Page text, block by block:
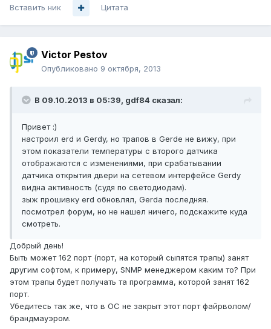
Вставить ник Цитата
Victor Pestov
Опубликовано 9 октября, 2013
В 09.10.2013 в 05:39, gdf84 сказал:
Привет :)
настроил erd и Gerdy, но трапов в Gerde не вижу, при
этом показатели температуры с второго датчика
отображаются с изменениями, при срабатывании
датчика открытия двери на сетевом интерфейсе Gerdy
видна активность (судя по светодиодам).
зыж прошивку erd обновлял, Gerda последняя.
посмотрел форум, но не нашел ничего, подскажите куда
смотреть.
Добрый день!
Быть может 162 порт (порт, на который сыпятся трапы) занят
другим софтом, к примеру, SNMP менеджером каким то? При
этом трапы будет получать та программа, которой занят 162
порт.
Убедитесь так же, что в ОС не закрыт этот порт файрволом/
брандмауэром.